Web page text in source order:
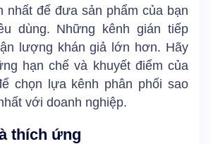
nhất để đưa sản phẩm của bạn
dùng. Những kênh gián tiếp
lượng khán giả lớn hơn. Hãy
hạn chế và khuyết điểm của
chọn lựa kênh phân phối sao
với doanh nghiệp.
thích ứng